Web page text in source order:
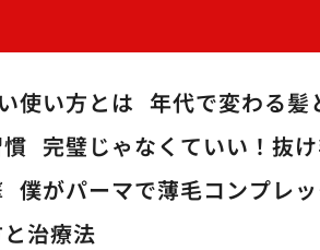
使い方とは 年代で変わる髪
完璧じゃなくていい！抜
僕がパーマで薄毛コンプレ
治療法